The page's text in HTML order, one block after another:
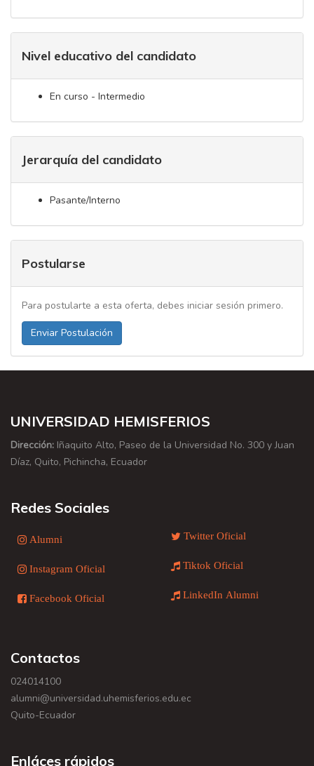
Nivel educativo del candidato
En curso - Intermedio
Jerarquía del candidato
Pasante/Interno
Postularse
Para postularte a esta oferta, debes iniciar sesión primero.
Enviar Postulación
UNIVERSIDAD HEMISFERIOS
Dirección: Iñaquito Alto, Paseo de la Universidad No. 300 y Juan
Díaz, Quito, Pichincha, Ecuador
Redes Sociales
Alumni
Instagram Oficial
Facebook Oficial
Twitter Oficial
Tiktok Oficial
LinkedIn Alumni
Contactos
024014100
alumni@universidad.uhemisferios.edu.ec
Quito-Ecuador
Enláces rápidos